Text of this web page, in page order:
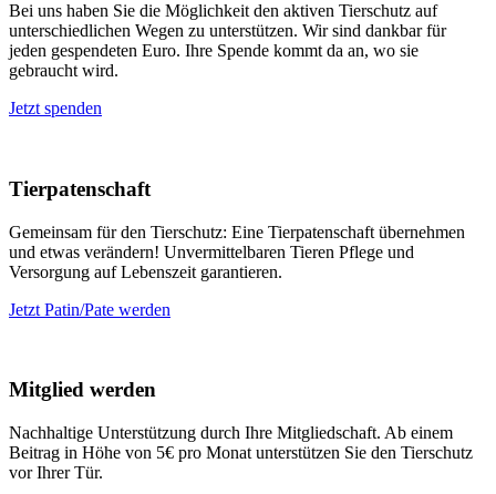
Bei uns haben Sie die Möglichkeit den aktiven Tierschutz auf
unterschiedlichen Wegen zu unterstützen. Wir sind dankbar für
jeden gespendeten Euro. Ihre Spende kommt da an, wo sie
gebraucht wird.
Jetzt spenden
Tierpatenschaft
Gemeinsam für den Tierschutz: Eine Tierpatenschaft übernehmen
und etwas verändern! Unvermittelbaren Tieren Pflege und
Versorgung auf Lebenszeit garantieren.
Jetzt Patin/Pate werden
Mitglied werden
Nachhaltige Unterstützung durch Ihre Mitgliedschaft. Ab einem
Beitrag in Höhe von 5€ pro Monat unterstützen Sie den Tierschutz
vor Ihrer Tür.